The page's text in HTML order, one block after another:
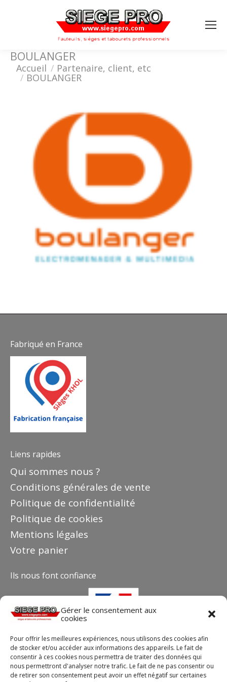
Gérer le consentement aux
cookies
Pour offrir les meilleures expériences, nous utilisons des cookies afin
de stocker et/ou accéder aux informations des appareils. Le fait de
consentir à ces cookies nous permettra de traiter des données qui
nous permettront d'analyser notre trafic. Le fait de ne pas consentir ou
de retirer son consentement peut avoir un effet négatif sur certaines
BOULANGER
Vous êtes ici :
Accueil Partenaire, client, etc
BOULANGER
Fabriqué en France
Liens rapides
Qui sommes nous ?
Conditions générales de vente
Politique de confidentialité
Politique de cookies
Mentions légales
Votre panier
Ils nous font confiance